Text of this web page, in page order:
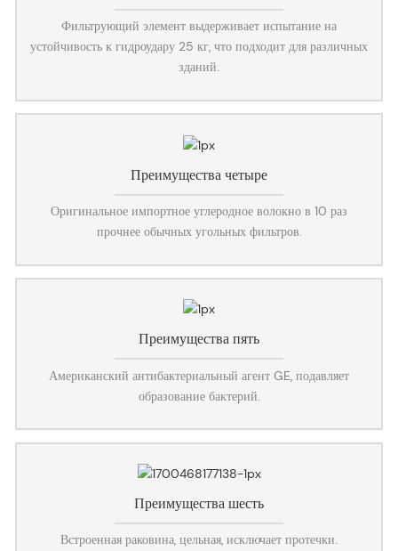
Фильтрующий элемент выдерживает испытание на
устойчивость к гидроудару 25 кг, что подходит для различных
зданий.
Преимущества четыре
Оригинальное импортное углеродное волокно в 10 раз
прочнее обычных угольных фильтров.
Преимущества пять
Американский антибактериальный агент GE, подавляет
образование бактерий.
Преимущества шесть
Встроенная раковина, цельная, исключает протечки.